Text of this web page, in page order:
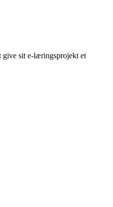
give sit e-læringsprojekt et